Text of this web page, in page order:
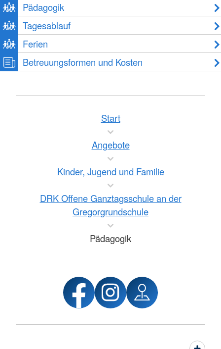
Pädagogik
Tagesablauf
Ferien
Betreuungsformen und Kosten
Start
Angebote
Kinder, Jugend und Familie
DRK Offene Ganztagsschule an der
Gregorgrundschule
Pädagogik